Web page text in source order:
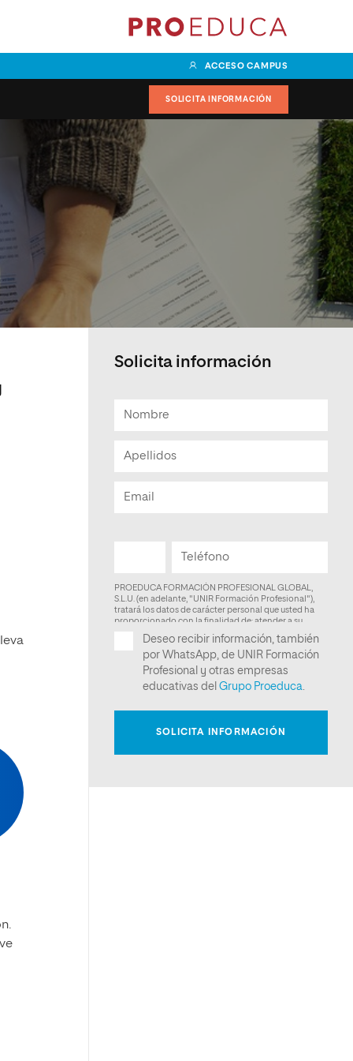
ACCESO CAMPUS
SOLICITA INFORMACIÓN
Transporte y
en
Comercio
especialidad
Management
Grado Superior en
Documentación y
Administración Sanitaria con
especialidad en Validación y
Explotación de datos
Grado Superior en Enseñanza y
Animación Sociodeportivas
Grado Superior en
Acondicionamiento Físico
Solicita información